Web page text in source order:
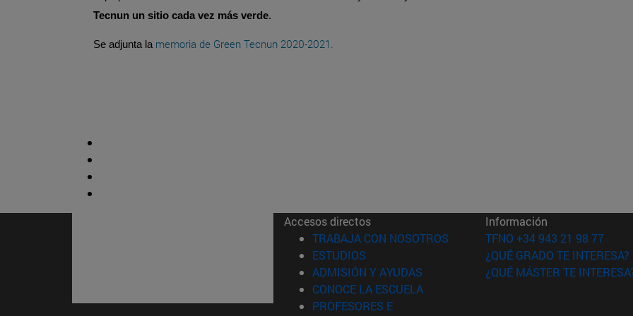
Tecnun un sitio cada vez más verde.
Se adjunta la memoria de Green Tecnun 2020-2021.
Accesos directos
TRABAJA CON NOSOTROS (abre en nueva ventana)
ESTUDIOS (abre en nueva ventana)
ADMISIÓN Y AYUDAS (abre en nueva ventana)
CONOCE LA ESCUELA(abre en nueva ventana)
PROFESORES E
Información
TFNO +34 943 21 98 77
¿QUÉ GRADO TE INTERESA?
¿QUÉ MÁSTER TE